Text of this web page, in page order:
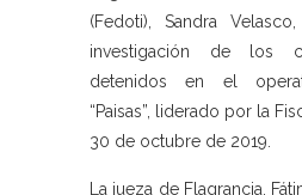
(Fedoti), Sandra
investigación de los
detenidos en el
“Paisas”, liderado por la
30 de octubre de 2019.
La jueza de Flagrancia,